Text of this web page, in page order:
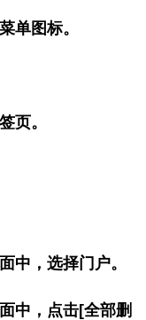
单图标。
页。
中，选择门户。
中，点击[全部删